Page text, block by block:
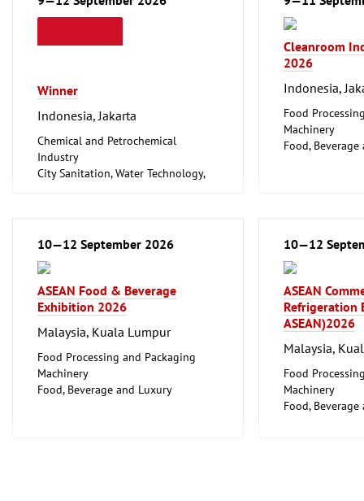
Winner
Indonesia, Jakarta
Chemical and Petrochemical
Industry
City Sanitation, Water Technology,
Machinery
Food, Beverage and Luxury
Hotel and Catering, Shop Fittings
Laboratory Technology,
Biotechnology
Clean technology
Cleanroom
2026
Indonesia,
Food
Machinery
Food,
10—12 September 2026
ASEAN Food & Beverage
Exhibition 2026
Malaysia, Kuala Lumpur
Food Processing and Packaging
Machinery
Food, Beverage and Luxury
10—12
ASEAN
Refrigeration
ASEAN)2026
Malaysia,
Food
Machinery
Food,